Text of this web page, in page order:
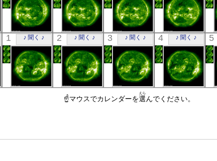
SOHO
00:24
極端紫外線
SOHO
00:24
極端紫外線
SOHO
00:24
極端紫外線
SOHO
00:24
極端紫外線
1 ♪ 聞く ♪ 2 ♪ 聞く ♪
00:24
3 ♪ 聞く ♪
SOHO
00:24
4 ♪ 聞く ♪
00:24
5
☝マウスでカレンダーを選
えら
んでください。